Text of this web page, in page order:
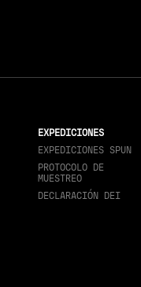
EXPEDICIONES
EXPEDICIONES SPUN
PROTOCOLO DE
MUESTREO
DECLARACIÓN DEI